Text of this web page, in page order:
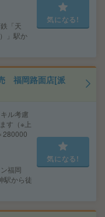
「天
」駅か
気になる!
福岡路面店[派
ル考慮
す（※上
280000
福岡
駅から徒
気になる!